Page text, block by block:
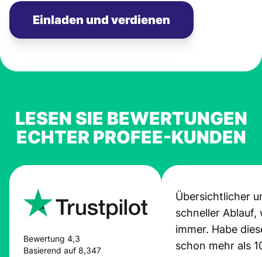
Einladen und verdienen
LESEN SIE BEWERTUNGEN
ECHTER PROFEE-KUNDEN
Bewertung 4,3
Basierend auf 8,347
Übersichtlicher
schneller Ablauf,
immer. Habe
schon mehr als